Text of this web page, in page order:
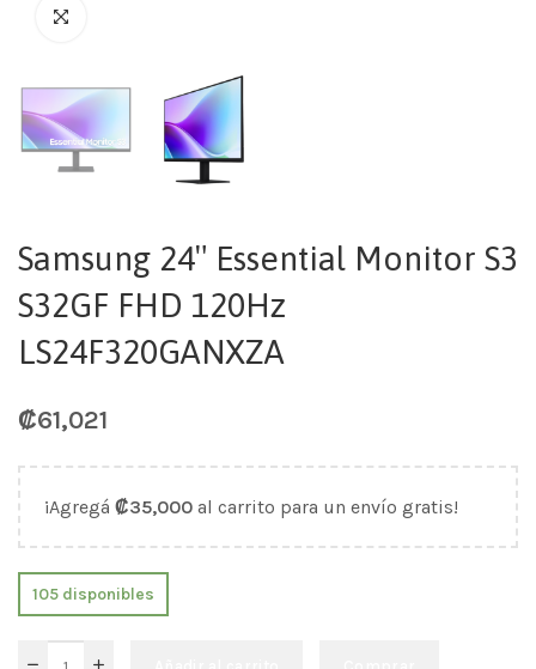
Samsung 24″ Essential Monitor S3
S32GF FHD 120Hz
LS24F320GANXZA
₡61,021
¡Agregá ₡35,000 al carrito para un envío gratis!
105 disponibles